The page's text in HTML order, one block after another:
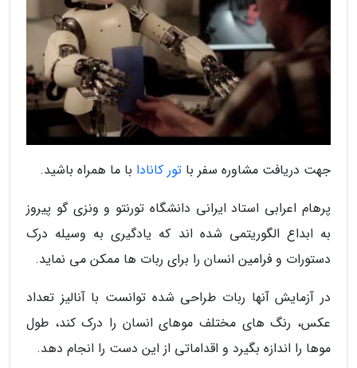
جهت دریافت مشاوره سفر با تور کانادا با ما همراه باشید.
پرهام اعرابی استاد ایرانی دانشگاه تورنتو و ونزی گو پیروز
به ابداع الگوریتمی شده اند که یادگیری به وسیله درک
دستورات و فرامین انسان را برای ربات ها ممکن می نماید.
در آزمایش آنها ربات طراحی شده توانست با آنالیز تعداد
عکس، رنگ های مختلف موهای انسان را درک کند، طول
موها را اندازه بگیرد و اقداماتی از این دست را انجام دهد.